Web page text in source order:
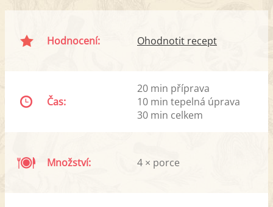
Hodnocení: Ohodnotit recept
Čas:
20 min příprava
10 min tepelná úprava
30 min celkem
Množství: 4 × porce